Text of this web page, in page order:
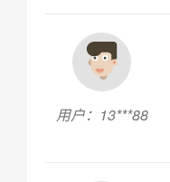
用户：13***88